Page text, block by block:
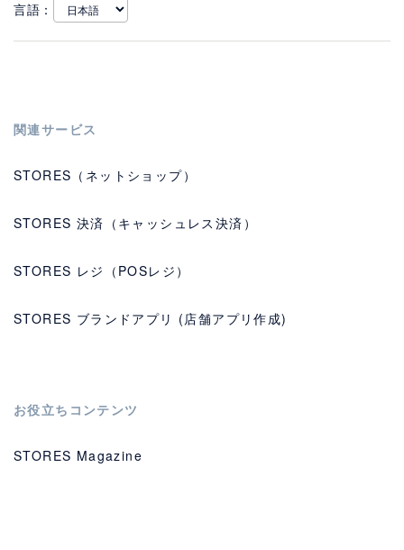
言語：
関連サービス
STORES（ネットショップ）
STORES 決済（キャッシュレス決済）
STORES レジ（POSレジ）
STORES ブランドアプリ (店舗アプリ作成)
お役立ちコンテンツ
STORES Magazine